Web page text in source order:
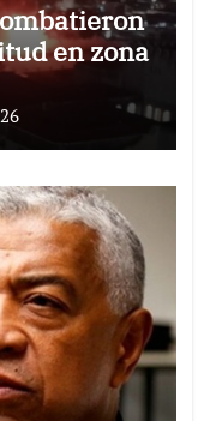
en zona